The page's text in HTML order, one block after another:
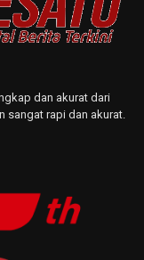
dan akurat dari
sangat rapi dan akurat.